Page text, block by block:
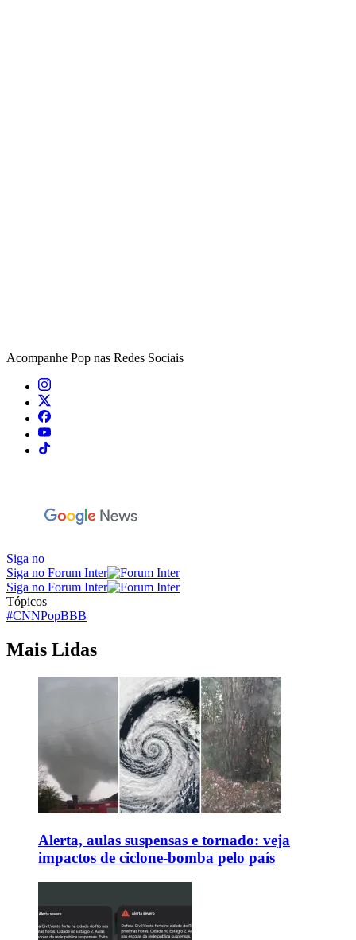
Acompanhe Pop nas Redes Sociais
Siga no
Siga no Forum Inter
Siga no Forum Inter
Tópicos
#CNNPopBBB
Mais Lidas
Alerta, aulas suspensas e tornado: veja
impactos de ciclone-bomba pelo país